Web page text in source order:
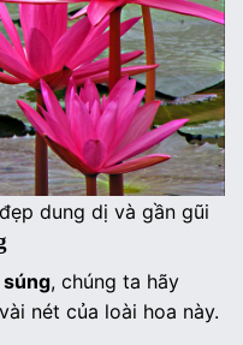
dung dị và gần gũi
súng, chúng ta hãy
nét của loài hoa này.